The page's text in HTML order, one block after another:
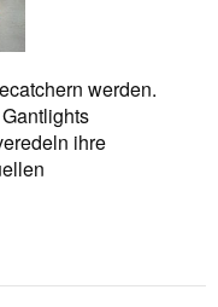
werden.
ihre